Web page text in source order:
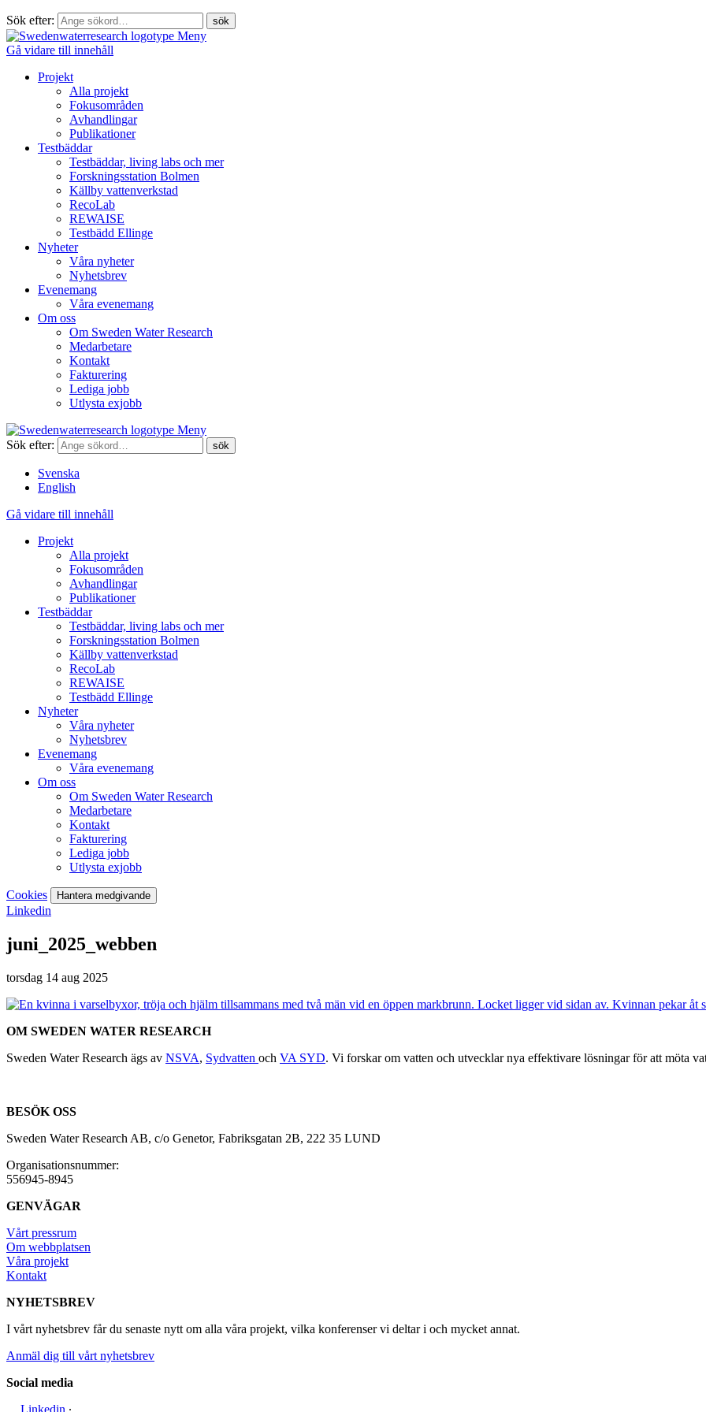
Sök efter:
Meny
Gå vidare till innehåll
Projekt
Alla projekt
Fokusområden
Avhandlingar
Publikationer
Testbäddar
Testbäddar, living labs och mer
Forskningsstation Bolmen
Källby vattenverkstad
RecoLab
REWAISE
Testbädd Ellinge
Nyheter
Våra nyheter
Nyhetsbrev
Evenemang
Våra evenemang
Om oss
Om Sweden Water Research
Medarbetare
Kontakt
Fakturering
Lediga jobb
Utlysta exjobb
Meny
Sök efter:
Svenska
English
Gå vidare till innehåll
Projekt
Alla projekt
Fokusområden
Avhandlingar
Publikationer
Testbäddar
Testbäddar, living labs och mer
Forskningsstation Bolmen
Källby vattenverkstad
RecoLab
REWAISE
Testbädd Ellinge
Nyheter
Våra nyheter
Nyhetsbrev
Evenemang
Våra evenemang
Om oss
Om Sweden Water Research
Medarbetare
Kontakt
Fakturering
Lediga jobb
Utlysta exjobb
Cookies Hantera medgivande
Linkedin
juni_2025_webben
torsdag 14 aug 2025
OM SWEDEN WATER RESEARCH
Sweden Water Research ägs av NSVA, Sydvatten och VA SYD. Vi forskar om vatten och utvecklar nya effektivare lösningar för att möta
BESÖK OSS
Sweden Water Research AB, c/o Genetor, Fabriksgatan 2B, 222 35 LUND
Organisationsnummer:
556945-8945
GENVÄGAR
Vårt pressrum
Om webbplatsen
Våra projekt
Kontakt
NYHETSBREV
I vårt nyhetsbrev får du senaste nytt om alla våra projekt, vilka konferenser vi deltar i och mycket annat.
Anmäl dig till vårt nyhetsbrev
Social media
Linkedin ∙